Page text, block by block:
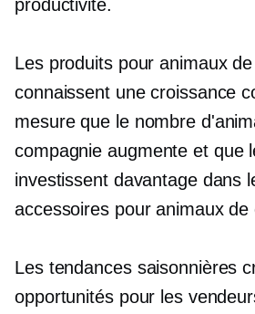
productivité.
Les produits pour animaux
connaissent une croissance
mesure que le nombre
compagnie augmente et que
investissent davantage dans
accessoires pour animaux de
Les tendances saisonnières
opportunités pour les